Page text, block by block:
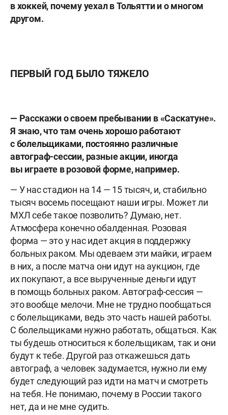
в хоккей, почему уехал в Тольятти и о многом
другом.
ПЕРВЫЙ ГОД БЫЛО ТЯЖЕЛО
— Расскажи о своем пребывании в «Саскатуне».
Я знаю, что там очень хорошо работают
с болельщиками, постоянно различные
автограф-сессии, разные акции, иногда
вы играете в розовой форме, например.
— У нас стадион на 14 — 15 тысяч, и, стабильно
тысяч восемь посещают наши игры. Может ли
МХЛ себе такое позволить? Думаю, нет.
Атмосфера конечно обалденная. Розовая
форма — это у нас идет акция в поддержку
больных раком. Мы одеваем эти майки, играем
в них, а после матча они идут на аукцион, где
их покупают, а все вырученные деньги идут
в помощь больных раком. Автограф-сессия —
это вообще мелочи. Мне не трудно пообщаться
с болельщиками, ведь это часть нашей работы.
С болельщиками нужно работать, общаться. Как
ты будешь относиться к болельщикам, так и они
будут к тебе. Другой раз откажешься дать
автограф, а человек задумается, нужно ли ему
будет следующий раз идти на матч и смотреть
на тебя. Не понимаю, почему в России такого
нет, да и не мне судить.